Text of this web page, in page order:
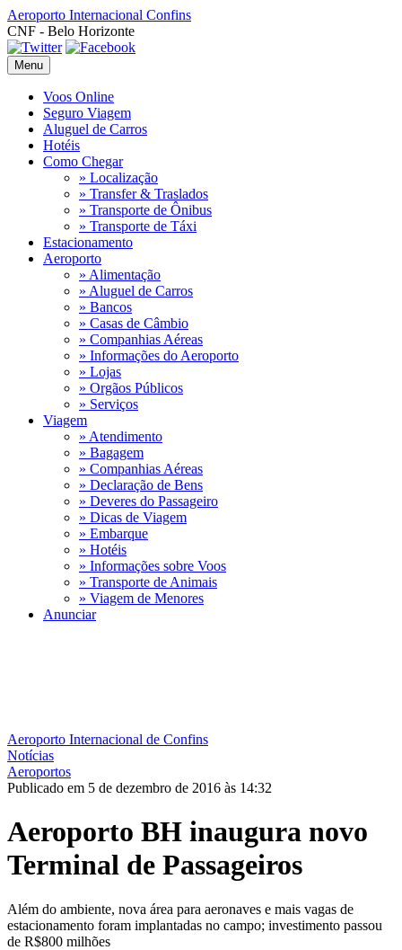
Aeroporto Internacional Confins
CNF - Belo Horizonte
Menu
Voos Online
Seguro Viagem
Aluguel de Carros
Hotéis
Como Chegar
» Localização
» Transfer & Traslados
» Transporte de Ônibus
» Transporte de Táxi
Estacionamento
Aeroporto
» Alimentação
» Aluguel de Carros
» Bancos
» Casas de Câmbio
» Companhias Aéreas
» Informações do Aeroporto
» Lojas
» Orgãos Públicos
» Serviços
Viagem
» Atendimento
» Bagagem
» Companhias Aéreas
» Declaração de Bens
» Deveres do Passageiro
» Dicas de Viagem
» Embarque
» Hotéis
» Informações sobre Voos
» Transporte de Animais
» Viagem de Menores
Anunciar
Aeroporto Internacional de Confins
Notícias
Aeroportos
Publicado em 5 de dezembro de 2016 às 14:32
Aeroporto BH inaugura novo
Terminal de Passageiros
Além do ambiente, nova área para aeronaves e mais vagas de
estacionamento foram implantadas no campo; investimento passou
de R$800 milhões